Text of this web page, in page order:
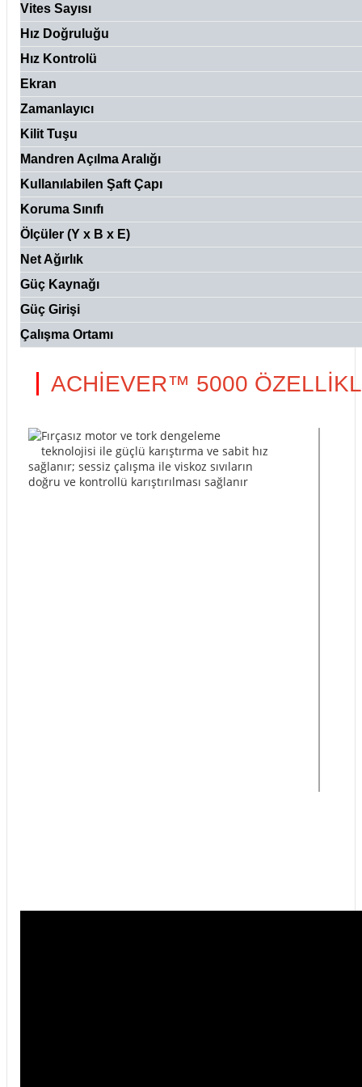
Vites Sayısı
Hız Doğruluğu
Hız Kontrolü
Ekran
Zamanlayıcı
Kilit Tuşu
Mandren Açılma Aralığı
Kullanılabilen Şaft Çapı
Koruma Sınıfı
Ölçüler (Y x B x E)
Net Ağırlık
Güç Kaynağı
Güç Girişi
Çalışma Ortamı
ACHİEVER™ 5000
Fırçasız motor ve tork dengeleme
teknolojisi ile güçlü karıştırma ve sabit hız
sağlanır; sessiz çalışma ile viskoz sıvıların
doğru ve kontrollü karıştırılması sağlanır